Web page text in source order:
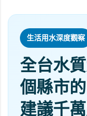
生活用水深度觀察
全台水
個縣市
建議千